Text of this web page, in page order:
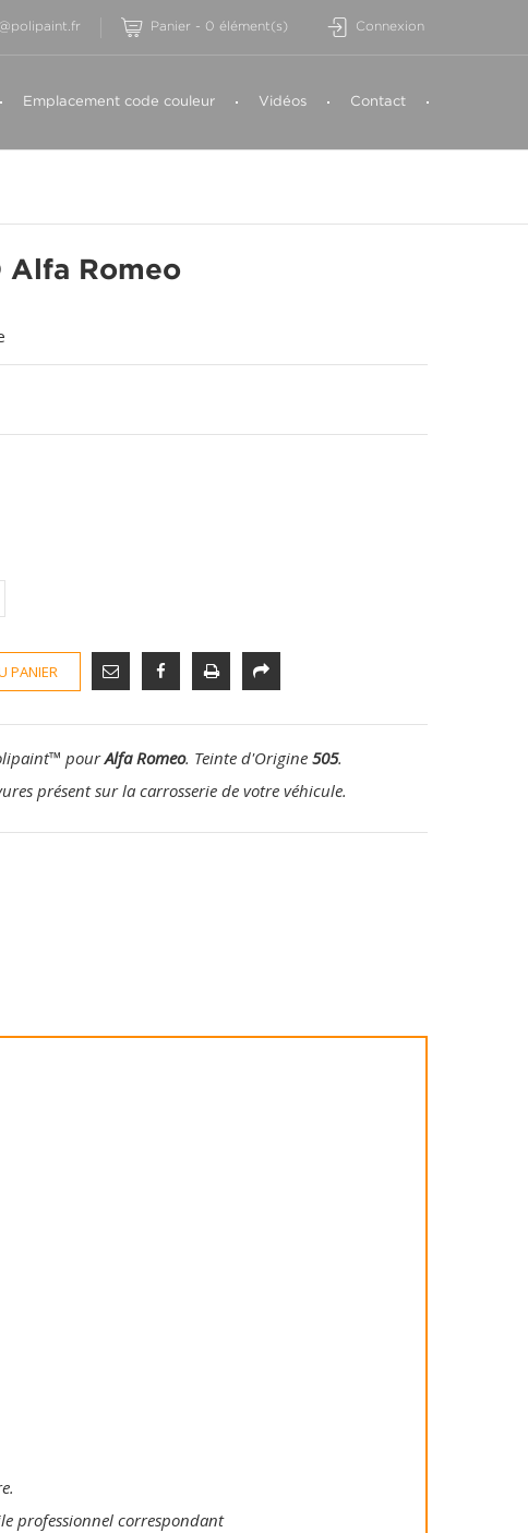
Panier - 0 élément(s) Connexion
Emplacement code couleur Vidéos Contact
Alfa Romeo
PANIER
™ pourAlfa Romeo. Teinte d'Origine 505.
présent sur la carrosserie de votre véhicule.
professionnel correspondant